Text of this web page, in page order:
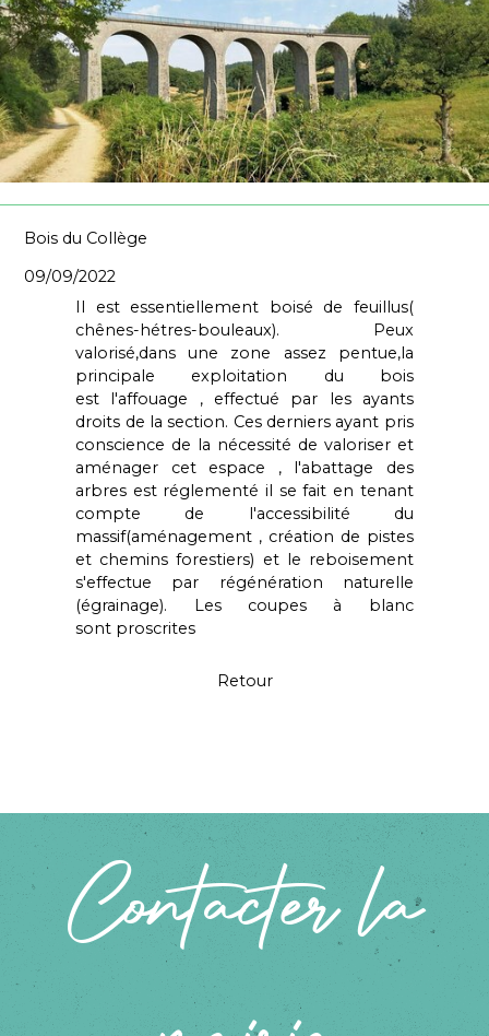
Bois du Collège
09/09/2022
Il est essentiellement boisé de feuillus(
chênes-hétres-bouleaux). Peux
valorisé,dans une zone assez pentue,la
principale exploitation du bois
est l'affouage , effectué par les ayants
droits de la section. Ces derniers ayant pris
conscience de la nécessité de valoriser et
aménager cetespace , l'abattage des
arbres est réglementé il se fait en tenant
compte de l'accessibilité du
massif(aménagement , création de pistes
et chemins forestiers) et le reboisement
s'effectue par régénération naturelle
(égrainage). Les coupes à blanc
sont proscrites
Retour
Contacter la